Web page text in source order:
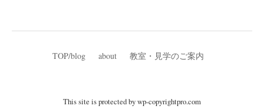
TOP/blog about 教室・見学のご案内
This site is protected bywp-copyrightpro.com